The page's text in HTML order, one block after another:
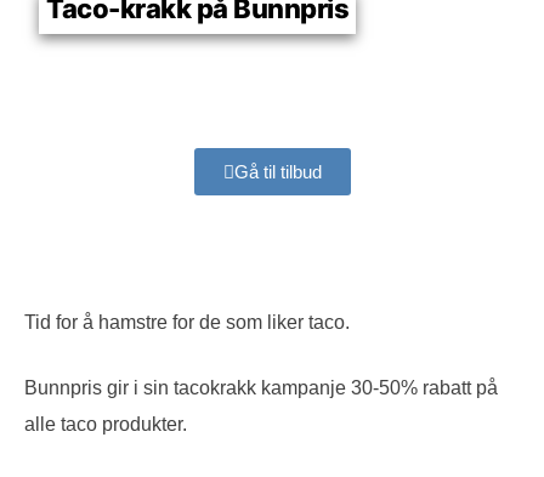
Taco-krakk på Bunnpris
Gå til tilbud
Tid for å hamstre for de som liker taco.
Bunnpris gir i sin tacokrakk kampanje 30-50% rabatt på
alle taco produkter.